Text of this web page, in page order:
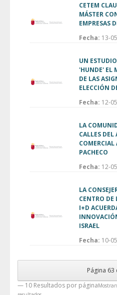
CETEM
MÁSTER
EMPRESAS
Fecha: 13-
UN
'HUNDE' EL
DE LAS
ELECCIÓN
Fecha: 12-
LA
CALLES DEL
COMERCIAL
PACHECO
Fecha: 12-
LA
CENTRO DE
I+D
ISRAEL
Fecha: 10-
Página 63
— 10 Resultados por página